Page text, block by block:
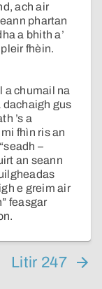
ach air
phartan
a bhith a’
fhèin.
a chumail na
dachaigh gus
’s a
fhìn ris an
–
an seann
e greim air
feasgar
Litir 247